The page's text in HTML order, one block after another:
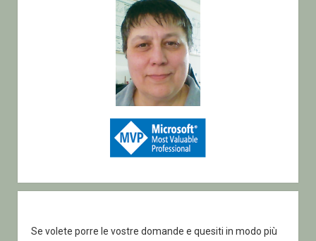
Correggiamo
Se volete porre le vostre domande e quesiti in modo più